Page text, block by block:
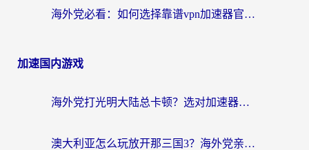
海外党必看：如何选择靠谱vpn加速器官网？轻松解决国内APP地区限制
加速国内游戏
海外党打光明大陆总卡顿？选对加速器才是关键！（附亲测好用的推荐）
澳大利亚怎么玩放开那三国3？海外党亲测有效的国服游戏加速指南